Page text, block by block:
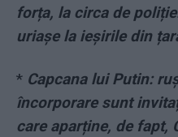
forța, la circa de
uriașe la ieșirile din
* Capcana lui Putin:
încorporare sunt
care aparține, de fapt,